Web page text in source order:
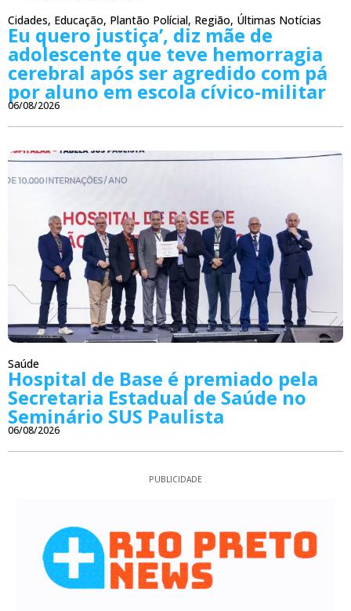
Cidades, Educação, Plantão Polícial, Região, Últimas Notícias
Eu quero justiça’, diz mãe de
adolescente que teve hemorragia
cerebral após ser agredido com pá
por aluno em escola cívico-militar
06/08/2026
Saúde
Hospital de Base é premiado pela
Secretaria Estadual de Saúde no
Seminário SUS Paulista
06/08/2026
PUBLICIDADE